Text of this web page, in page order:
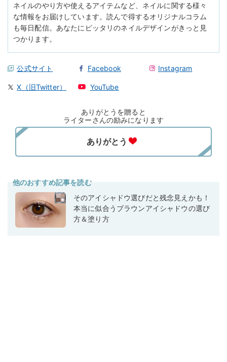
ネイルのやり方や使えるアイテムなど、ネイルに関する様々
な情報をお届けしています。読んで得するオリジナルコラム
も毎日配信。あなたにピッタリのネイルデザインがきっと見
つかります。
公式サイト Facebook Instagram
X（旧Twitter） YouTube
ありがとうを贈ると
ライターさんの励みになります
他のおすすめ記事を読む
そのアイシャドウ選びだと残念見えかも！
本当に似合うブラウンアイシャドウの選び
方＆塗り方